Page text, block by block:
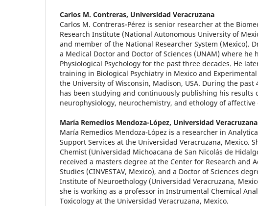
Carlos M. Contreras, Universidad Veracruzana
Carlos M. Contreras-Pérez is senior researcher at the
Research Institute (National Autonomous University of
and member of the National Researcher System (Mexico).
a Medical Doctor and Doctor of Sciences (UNAM) where he
Physiological Psychology for the past three decades. He
training in Biological Psychiatry in Mexico and Experimental
the University of Wisconsin, Madison, USA. During the past
has been studying and continuously publishing his results
neurophysiology, neurochemistry, and ethology of affective
María Remedios Mendoza-López, Universidad Veracruzana
María Remedios Mendoza-López is a researcher in
Support Services at the Universidad Veracruzana, Mexico.
Chemist (Universidad Michoacana de San Nicolás de
received a masters degree at the Center for Research and
Studies (CINVESTAV, Mexico), and a Doctor of Sciences
Institute of Neuroethology (Universidad Veracruzana,
she is working as a professor in Instrumental Chemical
Toxicology at the Universidad Veracruzana, Mexico.